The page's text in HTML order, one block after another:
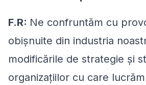
F.R: Ne confruntăm cu
obișnuite din industria
modificările de strategie și
organizațiilor cu care